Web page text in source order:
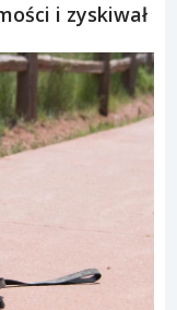
i zyskiwał